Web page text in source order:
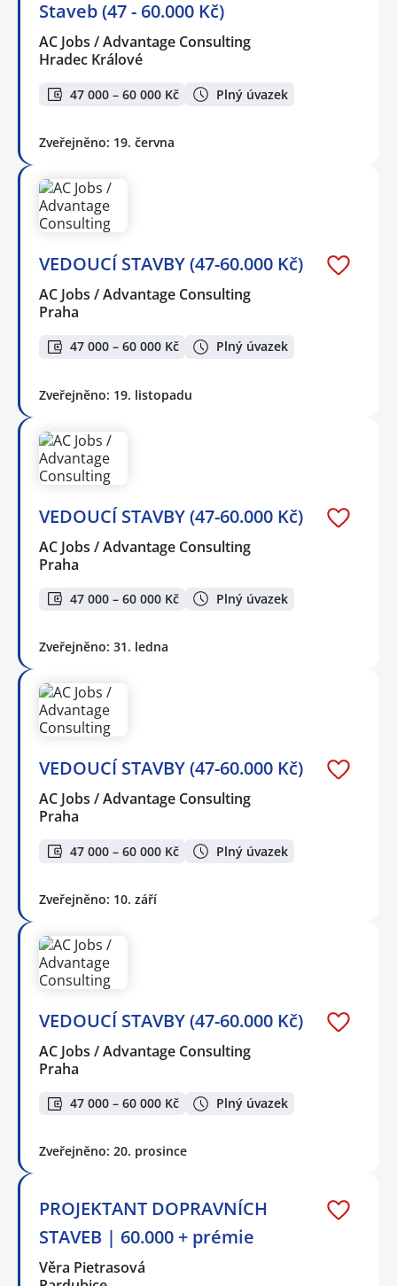
Staveb (47 - 60.000 Kč)
AC Jobs / Advantage Consulting
Hradec Králové
47 000 – 60 000 Kč Plný úvazek
Zveřejněno: 19. června
VEDOUCÍ STAVBY (47-60.000 Kč)
AC Jobs / Advantage Consulting
Praha
47 000 – 60 000 Kč Plný úvazek
Zveřejněno: 19. listopadu
VEDOUCÍ STAVBY (47-60.000 Kč)
AC Jobs / Advantage Consulting
Praha
47 000 – 60 000 Kč Plný úvazek
Zveřejněno: 31. ledna
VEDOUCÍ STAVBY (47-60.000 Kč)
AC Jobs / Advantage Consulting
Praha
47 000 – 60 000 Kč Plný úvazek
Zveřejněno: 10. září
VEDOUCÍ STAVBY (47-60.000 Kč)
AC Jobs / Advantage Consulting
Praha
47 000 – 60 000 Kč Plný úvazek
Zveřejněno: 20. prosince
PROJEKTANT DOPRAVNÍCH
STAVEB | 60.000 + prémie
Věra Pietrasová